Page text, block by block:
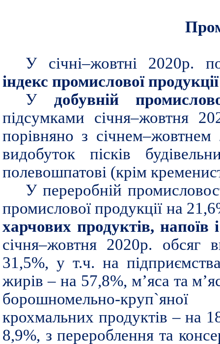
У січні–жовтні 2020р.
індекс промислової
У добувній
підсумками січня–жовтня
порівняно з
видобуток пісків
полевошпатові (крім
У переробній
промислової продукції на
харчових продуктів, напоїв і
січня–жовтня 2020р. обсяг
31,5%, у т.ч. на
жирів – на 57,8%, м’яса та
борошномельно-
крохмальних продуктів – на
8,9%, з перероблення та